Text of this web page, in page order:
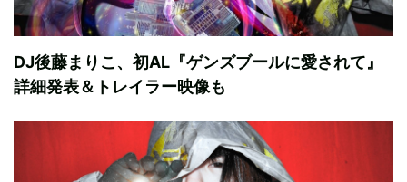
DJ後藤まりこ、初AL『ゲンズブールに愛されて』
詳細発表＆トレイラー映像も